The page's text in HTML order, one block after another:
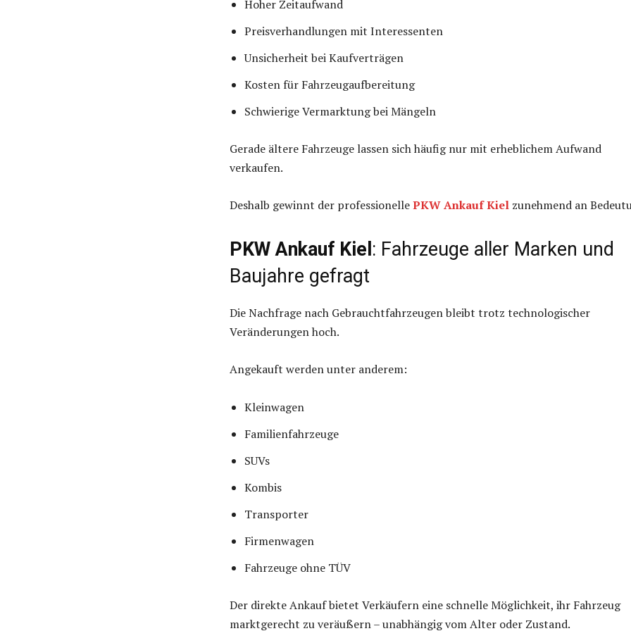
Hoher Zeitaufwand
Preisverhandlungen mit Interessenten
Unsicherheit bei Kaufverträgen
Kosten für Fahrzeugaufbereitung
Schwierige Vermarktung bei Mängeln
Gerade ältere Fahrzeuge lassen sich häufig nur mit erheblichem Aufwand
verkaufen.
Deshalb gewinnt der professionellePKW Ankauf Kiel zunehmend an
PKW Ankauf Kiel : Fahrzeuge aller Marken und
Baujahre gefragt
Die Nachfrage nach Gebrauchtfahrzeugen bleibt trotz technologischer
Veränderungen hoch.
Angekauft werden unter anderem:
Kleinwagen
Familienfahrzeuge
SUVs
Kombis
Transporter
Firmenwagen
Fahrzeuge ohne TÜV
Der direkte Ankauf bietet Verkäufern eine schnelle Möglichkeit, ihr Fahrzeug
marktgerecht zu veräußern – unabhängig vom Alter oder Zustand.